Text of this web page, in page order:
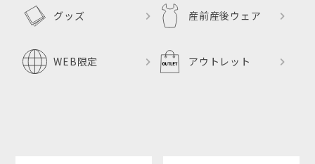
グッズ 産前産後ウェア
WEB限定 アウトレット